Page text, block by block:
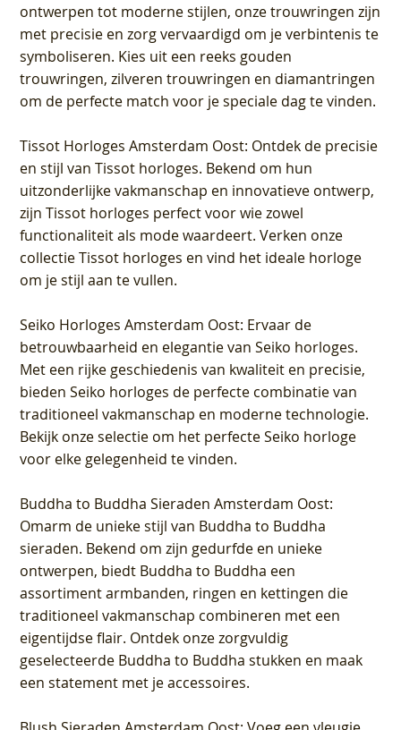
ontwerpen tot moderne stijlen, onze trouwringen zijn
met precisie en zorg vervaardigd om je verbintenis te
symboliseren. Kies uit een reeks gouden
trouwringen, zilveren trouwringen en diamantringen
om de perfecte match voor je speciale dag te vinden.
Tissot Horloges Amsterdam Oost: Ontdek de precisie
en stijl van Tissot horloges. Bekend om hun
uitzonderlijke vakmanschap en innovatieve ontwerp,
zijn Tissot horloges perfect voor wie zowel
functionaliteit als mode waardeert. Verken onze
collectie Tissot horloges en vind het ideale horloge
om je stijl aan te vullen.
Seiko Horloges Amsterdam Oost: Ervaar de
betrouwbaarheid en elegantie van Seiko horloges.
Met een rijke geschiedenis van kwaliteit en precisie,
bieden Seiko horloges de perfecte combinatie van
traditioneel vakmanschap en moderne technologie.
Bekijk onze selectie om het perfecte Seiko horloge
voor elke gelegenheid te vinden.
Buddha to Buddha Sieraden Amsterdam Oost:
Omarm de unieke stijl van Buddha to Buddha
sieraden. Bekend om zijn gedurfde en unieke
ontwerpen, biedt Buddha to Buddha een
assortiment armbanden, ringen en kettingen die
traditioneel vakmanschap combineren met een
eigentijdse flair. Ontdek onze zorgvuldig
geselecteerde Buddha to Buddha stukken en maak
een statement met je accessoires.